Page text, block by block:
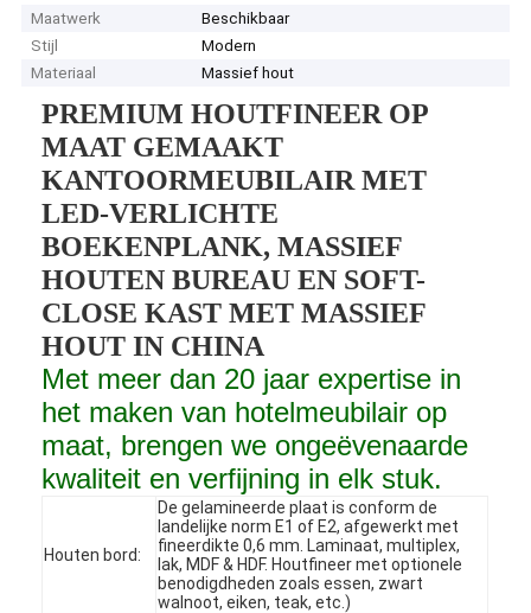
Maatwerk
Beschikbaar
Stijl
Modern
Materiaal
Massief hout
PREMIUM HOUTFINEER OP
MAAT GEMAAKT
KANTOORMEUBILAIR MET
LED-VERLICHTE
BOEKENPLANK, MASSIEF
HOUTEN BUREAU EN SOFT-
CLOSE KAST MET MASSIEF
HOUT IN CHINA
Met meer dan 20 jaar expertise in
het maken van hotelmeubilair op
maat, brengen we ongeëvenaarde
kwaliteit en verfijning in elk stuk.
Houten bord:
De gelamineerde plaat is conform de
landelijke norm E1 of E2, afgewerkt met
fineerdikte 0,6 mm. Laminaat, multiplex,
lak, MDF & HDF. Houtfineer met optionele
benodigdheden zoals essen, zwart
walnoot, eiken, teak, etc.)